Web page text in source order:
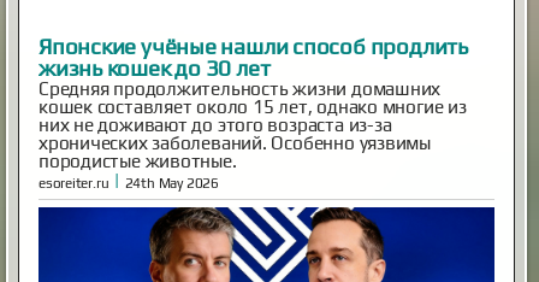
Inescapable is Live!
Ben and Aaron—the Mysterious Universe founders—are
back! Inescapable is live. Episode One is streaming now.
Already an MU Plus+ subscriber? Your membership now
includes full access to Inescapable and exclusive Plus+
content at no extra cost. New to Plus+? Subscribe
before April 14th to unlock permanent dual access to
both Mysterious Univers...
mysteriousuniverse.org | 14th Feb 2026